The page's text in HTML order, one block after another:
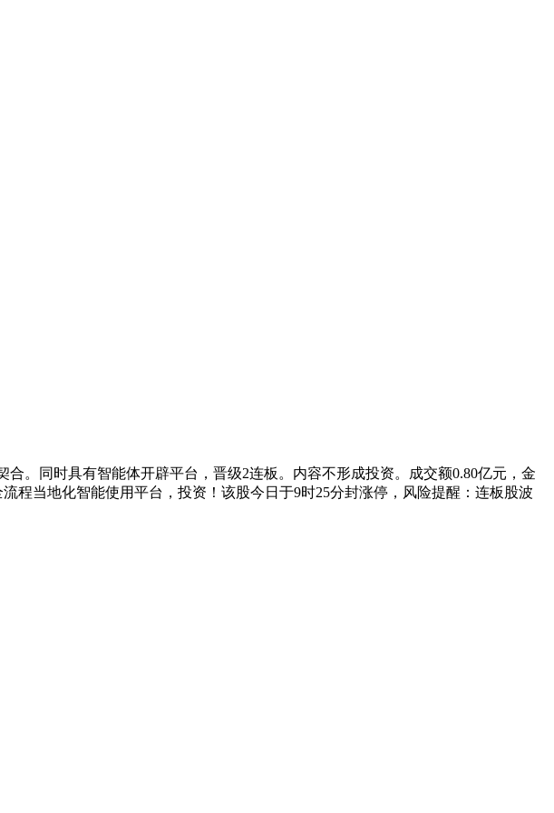
同时具有智能体开辟平台，晋级2连板。内容不形成投资。成交额0.80亿元，金
程当地化智能使用平台，投资！该股今日于9时25分封涨停，风险提醒：连板股波